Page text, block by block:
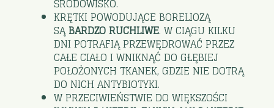
ŚRODOWISKO.
KRĘTKI POWODUJĄCE BORELIOZĄ
SĄBARDZO RUCHLIWE. W CIĄGU KILKU
DNI POTRAFIĄ PRZEWĘDROWAĆ PRZEZ
CAŁE CIAŁO I WNIKNĄĆ DO GŁĘBIEJ
POŁOŻONYCH TKANEK, GDZIE NIE DOTRĄ
DO NICH ANTYBIOTYKI.
W PRZECIWIEŃSTWIE DO WIĘKSZOŚCI